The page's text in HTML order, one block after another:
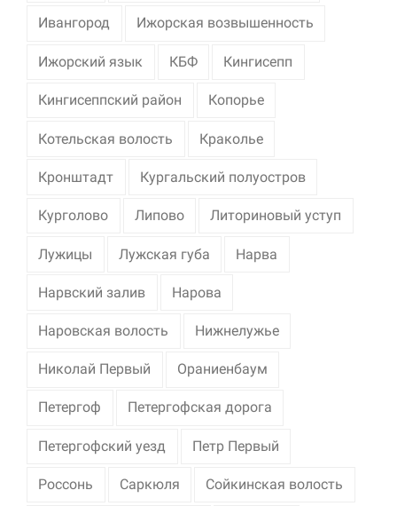
Ивангород Ижорская возвышенность
Ижорский язык КБФ Кингисепп
Кингисеппский район Копорье
Котельская волость Краколье
Кронштадт Кургальский полуостров
Курголово Липово Литориновый уступ
Лужицы Лужская губа Нарва
Нарвский залив Нарова
Наровская волость Нижнелужье
Николай Первый Ораниенбаум
Петергоф Петергофская дорога
Петергофский уезд Петр Первый
Россонь Саркюля Сойкинская волость